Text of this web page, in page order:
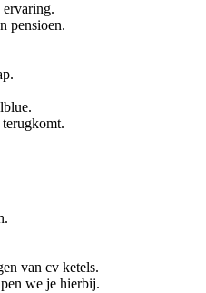
pensioen.
van cv ketels.
we je hierbij.